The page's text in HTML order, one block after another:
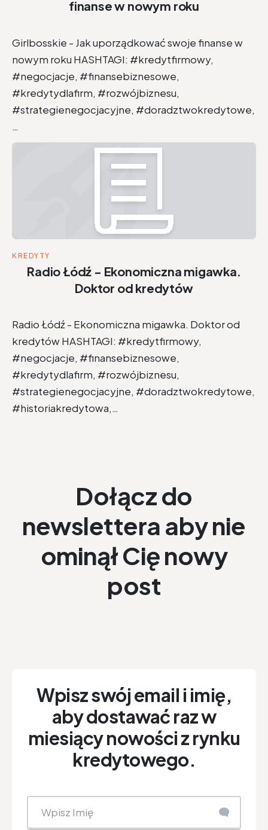
finanse w nowym roku
Girlbosskie - Jak uporządkować swoje finanse w
nowym roku HASHTAGI: #kredytfirmowy,
#negocjacje, #finansebiznesowe,
#kredytydlafirm, #rozwójbiznesu,
#strategienegocjacyjne, #doradztwokredytowe,
…
KREDYTY
Radio Łódź - Ekonomiczna migawka.
Doktor od kredytów
Radio Łódź - Ekonomiczna migawka. Doktor od
kredytów HASHTAGI: #kredytfirmowy,
#negocjacje, #finansebiznesowe,
#kredytydlafirm, #rozwójbiznesu,
#strategienegocjacyjne, #doradztwokredytowe,
#historiakredytowa,…
Dołącz do
newslettera aby nie
ominął Cię nowy
post
Wpisz swój email i imię,
aby dostawać raz w
miesiący nowości z rynku
kredytowego.